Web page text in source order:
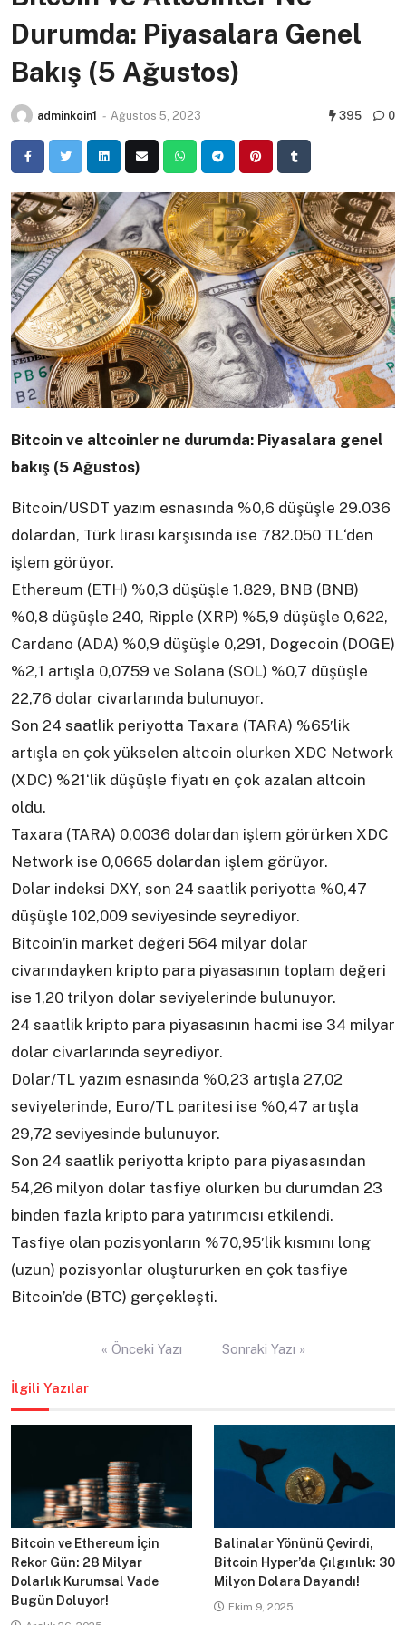
Durumda: Piyasalara Genel
Bakış (5 Ağustos)
adminkoin1 - Ağustos 5, 2023 395 0
Bitcoin ve altcoinler ne durumda: Piyasalara genel
bakış (5 Ağustos)
Bitcoin/USDT yazım esnasında %0,6 düşüşle 29.036
dolardan, Türk lirası karşısında ise 782.050 TL‘den
işlem görüyor.
Ethereum (ETH) %0,3 düşüşle 1.829, BNB (BNB)
%0,8 düşüşle 240, Ripple (XRP) %5,9 düşüşle 0,622,
Cardano (ADA) %0,9 düşüşle 0,291, Dogecoin (DOGE)
%2,1 artışla 0,0759 ve Solana (SOL) %0,7 düşüşle
22,76 dolar civarlarında bulunuyor.
Son 24 saatlik periyotta Taxara (TARA) %65′lik
artışla en çok yükselen altcoin olurken XDC Network
(XDC) %21‘lik düşüşle fiyatı en çok azalan altcoin
oldu.
Taxara (TARA) 0,0036 dolardan işlem görürken XDC
Network ise 0,0665 dolardan işlem görüyor.
Dolar indeksi DXY, son 24 saatlik periyotta %0,47
düşüşle 102,009 seviyesinde seyrediyor.
Bitcoin’in market değeri 564 milyar dolar
civarındayken kripto para piyasasının toplam değeri
ise 1,20 trilyon dolar seviyelerinde bulunuyor.
24 saatlik kripto para piyasasının hacmi ise 34 milyar
dolar civarlarında seyrediyor.
Dolar/TL yazım esnasında %0,23 artışla 27,02
seviyelerinde, Euro/TL paritesi ise %0,47 artışla
29,72 seviyesinde bulunuyor.
Son 24 saatlik periyotta kripto para piyasasından
54,26 milyon dolar tasfiye olurken bu durumdan 23
binden fazla kripto para yatırımcısı etkilendi.
Tasfiye olan pozisyonların %70,95′lik kısmını long
(uzun) pozisyonlar oluştururken en çok tasfiye
Bitcoin’de (BTC) gerçekleşti.
« Önceki Yazı Sonraki Yazı »
İlgili Yazılar
Bitcoin ve Ethereum İçin
Rekor Gün: 28 Milyar
Dolarlık Kurumsal Vade
Bugün Doluyor!
Balinalar Yönünü Çevirdi,
Bitcoin Hyper’da Çılgınlık: 30
Milyon Dolara Dayandı!
Ekim 9, 2025